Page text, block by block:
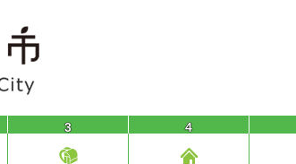
3 4